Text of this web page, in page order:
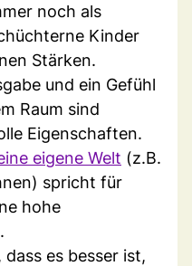
noch als
Kinder
Stärken.
und ein Gefühl
Raum sind
Eigenschaften.
eigene Welt (z.B.
spricht für
hohe
.
es besser ist,